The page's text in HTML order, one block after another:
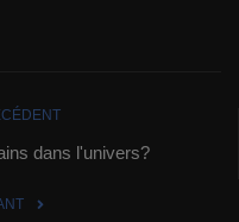
dans l'univers?